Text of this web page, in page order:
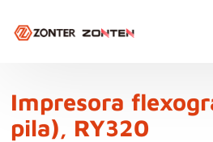
Impresora
pila), RY320